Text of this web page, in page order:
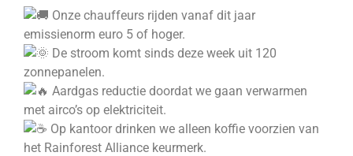
Onze chauffeurs rijden vanaf dit jaar
emissienorm euro 5 of hoger.
De stroom komt sinds deze week uit 120
zonnepanelen.
Aardgas reductie doordat we gaan verwarmen
met airco’s op elektriciteit.
Op kantoor drinken we alleen koffie voorzien van
het Rainforest Alliance keurmerk.